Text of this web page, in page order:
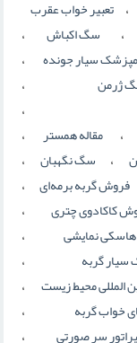
، تعبیر خواب عقرب
، سگ اکباش ،
سیار جونده ،
ژرمن ،
،
، مقاله همستر ،
، سگ نگهبان ،
فروش گربه برمه‌ای ،
کاکادوی چتری ،
نمایشی ،
گربه ،
المللی محیط زیست ،
خواب گربه ،
سر صورتی ،